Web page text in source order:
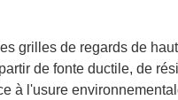
grilles de regards de
de fonte ductile, de
à l'usure